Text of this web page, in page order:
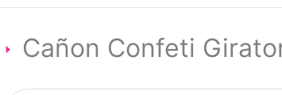
Cañon Confeti